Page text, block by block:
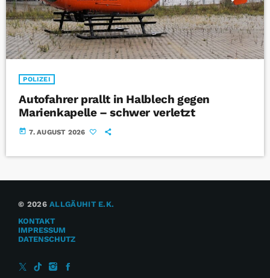
POLIZEI
Autofahrer prallt in Halblech gegen
Marienkapelle – schwer verletzt
today 7. AUGUST 2026
© 2026ALLGÄUHIT E.K.
KONTAKT
IMPRESSUM
DATENSCHUTZ